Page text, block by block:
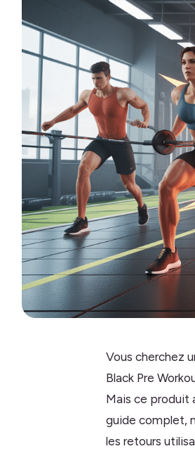
Vous cherchez
Black Pre
Mais ce produit
guide complet,
les retours